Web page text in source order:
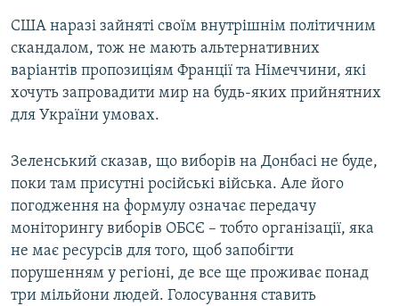
США наразі зайняті своїм внутрішнім політичним
скандалом, тож не мають альтернативних
варіантів пропозиціям Франції та Німеччини, які
хочуть запровадити мир на будь-яких прийнятних
для України умовах.
Зеленський сказав, що виборів на Донбасі не буде,
поки там присутні російські війська. Але його
погодження на формулу означає передачу
моніторингу виборів ОБСЄ – тобто організації, яка
не має ресурсів для того, щоб запобігти
порушенням у регіоні, де все ще проживає понад
три мільйони людей. Голосування ставить